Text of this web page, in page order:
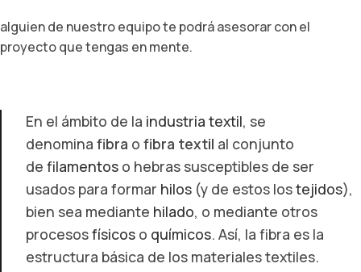
alguien de nuestro equipo te podrá asesorar con el
proyecto que tengas en mente.
En el ámbito de la industria textil, se
denomina fibra o fibra textil al conjunto
de filamentos o hebras susceptibles de ser
usados para formar hilos (y de estos lostejidos),
bien sea mediante hilado, o mediante otros
procesosfísicos o químicos. Así, la fibra es la
estructura básica de los materiales textiles.